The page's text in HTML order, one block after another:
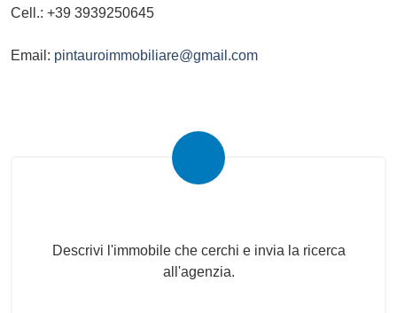
Cell.: +39 3939250645
Email: pintauroimmobiliare@gmail.com
Descrivi l'immobile che cerchi e invia la ricerca
all'agenzia.